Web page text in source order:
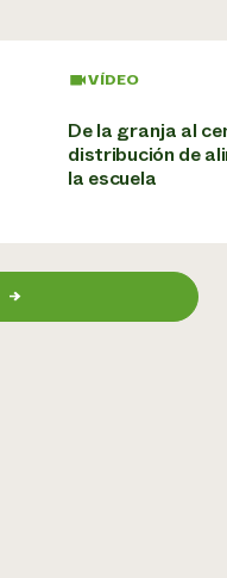
1-800-346-
VÍDEO
De la granja al
distribución de
la escuela
→